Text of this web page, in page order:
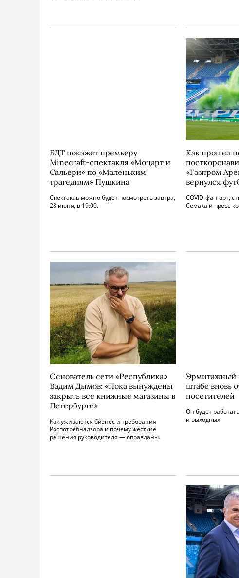
БДТ покажет премьеру
Minecraft-спектакля «Моцарт и
Сальери» по «Маленьким
трагедиям» Пушкина
Спектакль можно будет посмотреть завтра,
28 июня, в 19:00.
Как прошел
«Газпром
вернулся
COVID-фан-арт,
Семака и пресс-
Основатель сети «Республика»
Вадим Дымов: «Пока вынуждены
закрыть все книжные магазины в
Петербурге»
Как уживаются бизнес и требования
Роспотребнадзора и почему жесткие
решения руководителя — оправданы.
Эрмитажный
штабе вновь
посетителей
Он будет
и выходных.